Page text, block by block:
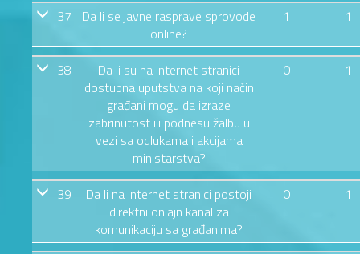
37
Da li se javne rasprave sprovode
online?
1 1
38
Da li su na internet stranici
dostupna uputstva na koji način
građani mogu da izraze
zabrinutost ili podnesu žalbu u
vezi sa odlukama i akcijama
ministarstva?
0 1
39
Da li na internet stranici postoji
direktni onlajn kanal za
komunikaciju sa građanima?
0 1